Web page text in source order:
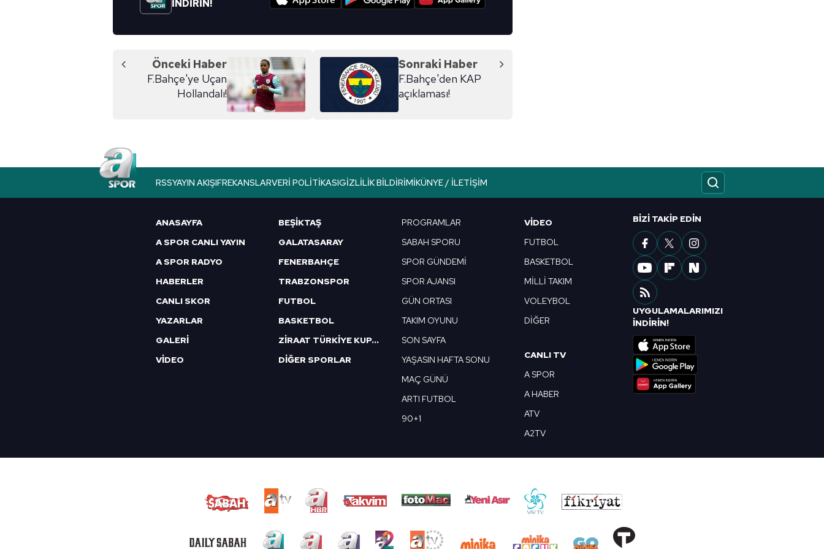
İNDİRİN!
Önceki Haber
F.Bahçe'ye Uçan
Hollandalı!
Sonraki Haber
F.Bahçe'den KAP
açıklaması!
RSSYAYIN AKIŞIFREKANSLARVERI POLITIKASIGIZLILIK BILDIRIMIKÜNYE / İLETIŞIM
ANASAYFA
A SPOR CANLI YAYIN
A SPOR RADYO
HABERLER
CANLI SKOR
YAZARLAR
GALERİ
VİDEO
BEŞİKTAŞ
GALATASARAY
FENERBAHÇE
TRABZONSPOR
FUTBOL
BASKETBOL
ZİRAAT TÜRKİYE KUPASI
DİĞER SPORLAR
PROGRAMLAR
SABAH SPORU
SPOR GÜNDEMİ
SPOR AJANSI
GÜN ORTASI
TAKIM OYUNU
SON SAYFA
YAŞASIN HAFTA SONU
MAÇ GÜNÜ
ARTI FUTBOL
90+1
VIDEO
FUTBOL
BASKETBOL
MİLLİ TAKIM
VOLEYBOL
DİĞER
CANLI TV
A SPOR
A HABER
ATV
A2TV
BIZI TAKIP EDIN
UYGULAMALARIMIZI
İNDİRİN!